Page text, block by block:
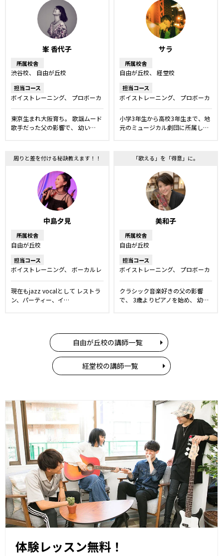
峯 香代子
所属校舎
渋谷校 自由が丘校
担当コース
ボイストレーニング
プロボーカ
洋楽・発音矯正レッスン
東京生まれ大阪育ち。 歌謡ムード
歌手だった父の影響で、 幼い…
サラ
所属校舎
自由が丘校 経堂校
担当コース
ボイストレーニング
プロボーカ
舞台・ミュージカルレッスン
キ
ッズ・ジュニアコース
小学3年生から高校3年生まで、地
元のミュージカル劇団に所属し…
周りと差を付ける秘訣教えます！！
中島夕見
所属校舎
自由が丘校
担当コース
ボイストレーニング
ボーカルレ
現在もjazz vocalとして レストラ
ン、パーティー、イ…
「歌える」を「得意」に。
美和子
所属校舎
自由が丘校
担当コース
ボイストレーニング
プロボーカ
洋楽・発音矯正レッスン
キッ
ズ・ジュニアコース
クラシック音楽好きの父の影響
で、 3歳よりピアノを始め、 幼…
自由が丘校の講師一覧
経堂校の講師一覧
体験レッスン無料！